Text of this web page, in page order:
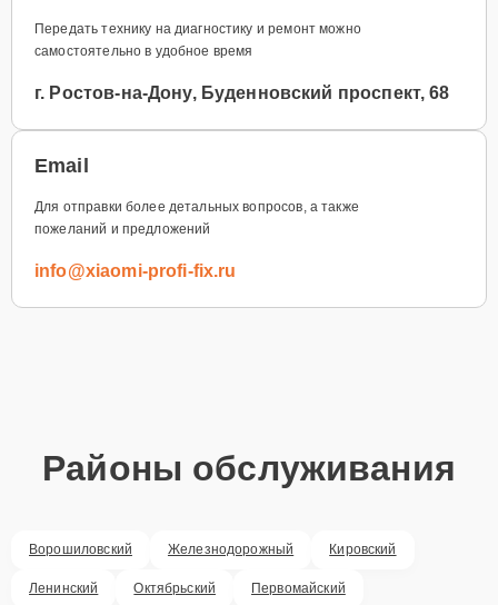
Передать технику на диагностику и ремонт можно
самостоятельно в удобное время
г. Ростов-на-Дону, Буденновский проспект, 68
Email
Для отправки более детальных вопросов, а также
пожеланий и предложений
info@xiaomi-profi-fix.ru
Районы обслуживания
Ворошиловский Железнодорожный Кировский
Ленинский Октябрьский Первомайский